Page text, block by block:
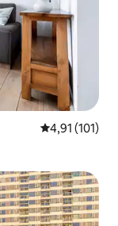
Keskmine
4,91 (101)